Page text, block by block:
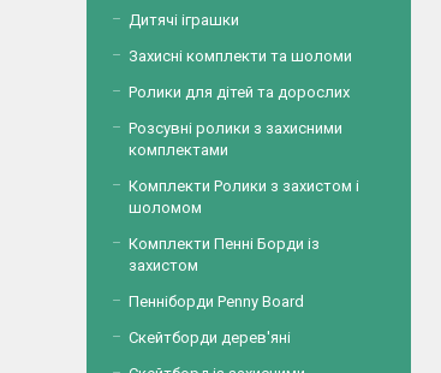
Дитячі іграшки
Захисні комплекти та шоломи
Ролики для дітей та дорослих
Розсувні ролики з захисними
комплектами
Комплекти Ролики з захистом і
шоломом
Комплекти Пенні Борди із
захистом
Пенніборди Penny Board
Скейтборди дерев'яні